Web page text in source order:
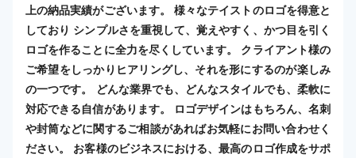
上の納品実績がございます。 様々なテイストのロゴを得意と
しており シンプルさを重視して、覚えやすく、かつ目を引く
ロゴを作ることに全力を尽くしています。 クライアント様の
ご希望をしっかりヒアリングし、それを形にするのが楽しみ
の一つです。 どんな業界でも、どんなスタイルでも、柔軟に
対応できる自信があります。 ロゴデザインはもちろん、名刺
や封筒などに関するご相談があればお気軽にお問い合わせく
ださい。 お客様のビジネスにおける、最高のロゴ作成をサポ